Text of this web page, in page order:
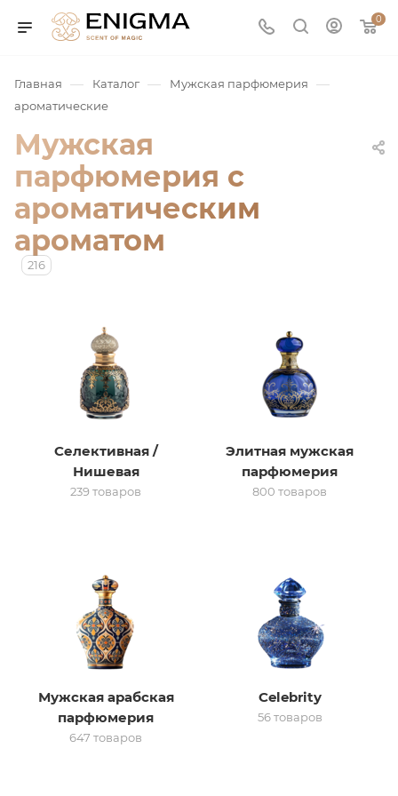
0
/ Нишевая
Арабская
сертификат
Главная — Каталог — Мужская парфюмерия —
ароматические
Мужская
парфюмерия с
ароматическим
ароматом
216
Селективная /
Нишевая
239 товаров
Элитная мужская
парфюмерия
800 товаров
Мужская арабская
парфюмерия
647 товаров
Celebrity
56 товаров